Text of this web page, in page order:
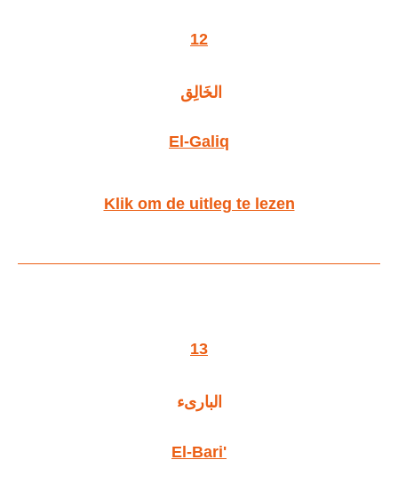
12
الخَالِق
El-Galiq
Klik om de uitleg te lezen
13
البارىء
El-Bari'